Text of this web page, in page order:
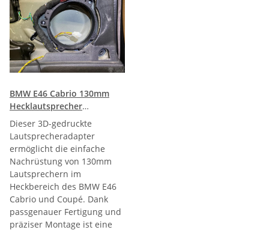
BMW E46 Cabrio 130mm
Hecklautsprecher
Lautsprecher Adapter
Plug&Play
Dieser 3D-gedruckte
Lautsprecheradapter
ermöglicht die einfache
Nachrüstung von 130mm
Lautsprechern im
Heckbereich des BMW E46
Cabrio und Coupé. Dank
passgenauer Fertigung und
präziser Montage ist eine